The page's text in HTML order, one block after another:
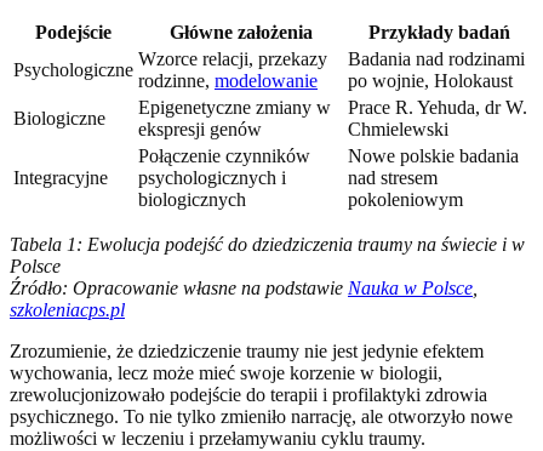
Podejście Główne założenia
Przykłady badań
Psychologiczne
Wzorce relacji, przekazy
rodzinne, modelowanie
Badania nad rodzinami
po wojnie, Holokaust
Biologiczne
Epigenetyczne zmiany w
ekspresji genów
Prace R. Yehuda, dr W.
Chmielewski
Integracyjne
Połączenie czynników
psychologicznych i
biologicznych
Nowe polskie badania
nad stresem
pokoleniowym
Tabela 1: Ewolucja podejść do dziedziczenia traumy na świecie i w
Polsce
Źródło: Opracowanie własne na podstawie Nauka w Polsce
szkoleniacps.pl
Zrozumienie, że dziedziczenie traumy nie jest jedynie efektem
wychowania, lecz może mieć swoje korzenie w biologii,
zrewolucjonizowało podejście do terapii i profilaktyki zdrowia
psychicznego. To nie tylko zmieniło narrację, ale otworzyło nowe
możliwości w leczeniu i przełamywaniu cyklu traumy.